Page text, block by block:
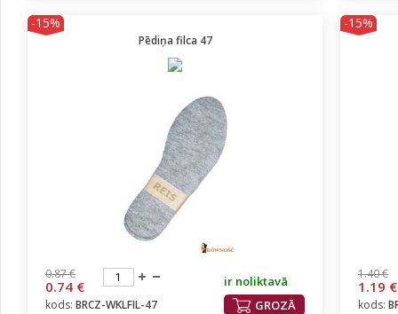
-15%
Pēdiņa filca 47
0.87 €
0.74 €
ir noliktavā
GROZĀ
kods: BRCZ-WKLFIL-47
-15%
1.40 €
1.19 €
kods: